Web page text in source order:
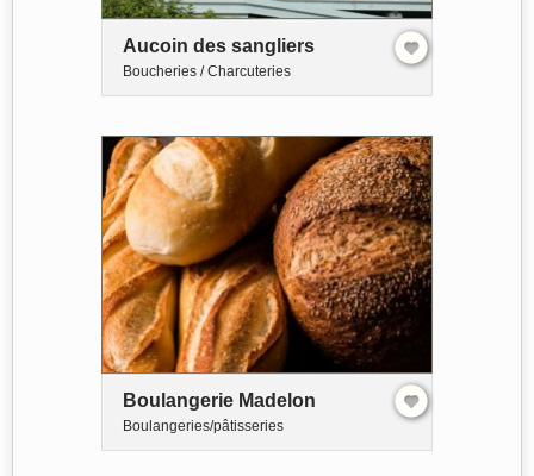
Aucoin des sangliers
Boucheries / Charcuteries
Boulangerie Madelon
Boulangeries/pâtisseries